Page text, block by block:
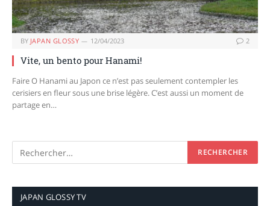
BY JAPAN GLOSSY 12/04/2023 2
Vite, un bento pour Hanami!
Faire O Hanami au Japon ce n’est pas seulement contempler les
cerisiers en fleur sous une brise légère. C’est aussi un moment de
partage en…
JAPAN GLOSSY TV